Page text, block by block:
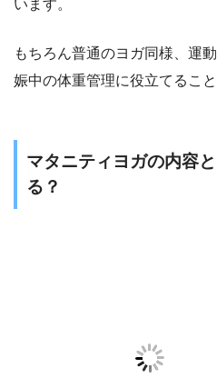
います。
もちろん普通のヨガ同様、運
娠中の体重管理に役立てること
マタニティヨガの内容
る？